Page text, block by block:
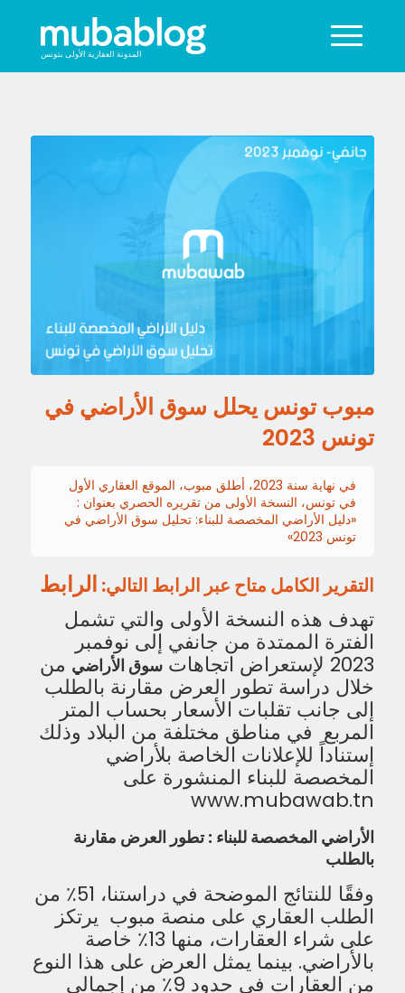
المدونة العقارية الأولى بتونس
مبوب تونس يحلل سوق الأراضي في
تونس 2023
في نهاية سنة 2023، أطلق مبوب، الموقع العقاري الأول
في تونس، النسخة الأولى من تقريره الحصري بعنوان :
«دليل الأراضي المخصصة للبناء: تحليل سوق الأراضي في
تونس 2023»
التقرير الكامل متاح عبر الرابط التالي: الرابط
تهدف هذه النسخة الأولى والتي تشمل
الفترة الممتدة من جانفي إلى نوفمبر
2023 لإستعراض اتجاهات
سوق الأراضي من
خلال دراسة تطور العرض مقارنة بالطلب
إلى جانب تقلبات الأسعار بحساب المتر
المربع في مناطق مختلفة من البلاد وذلك
إستناداً للإعلانات الخاصة بلأراضي
المخصصة للبناء المنشورة على
www.mubawab.tn
الأراضي المخصصة للبناء :تطور العرض مقارنة
بالطلب
وفقًا للنتائج الموضحة في دراستنا، 51٪ من
الطلب العقاري على منصة مبوب يرتكز
على شراء العقارات، منها 13٪ خاصة
بالأراضي. بينما يمثل العرض على هذا النوع
من العقارات في حدود 9٪ من إجمالي